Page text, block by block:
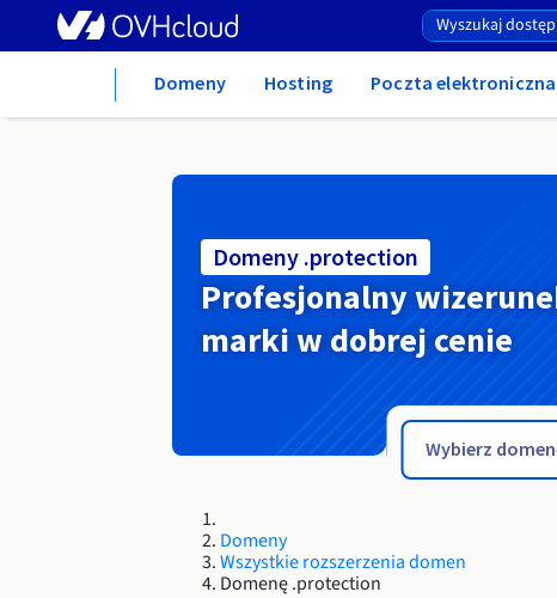
Domeny Hosting Poczta
Domeny .protection
Profesjonalny
marki w dobrej cenie
Domeny
Wszystkie rozszerzenia domen
Domenę .protection